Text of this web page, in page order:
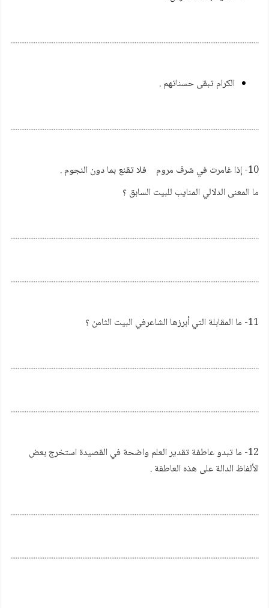
الكرام تبقى حسناتهم .
10- إذا غامرت في شرف مروم فلا تقنع بما دون النجوم .
ما المعنى الدلالي المنايب للبيت السابق ؟
11- ما المقابلة التي أبرزها الشاعرفي البيت الثامن ؟
12- ما تبدو عاطفة تقدير العلم واضحة في القصيدة استخرج بعض
الألفاظ الدالة على هذه العاطفة .